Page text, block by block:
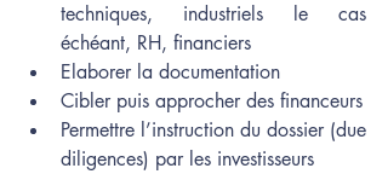
techniques, industriels le cas
échéant, RH, financiers
Elaborer la documentation
Permettre l’instruction du dossier (due
diligences) par les investisseurs